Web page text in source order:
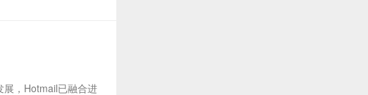
展，Hotmail已融合进